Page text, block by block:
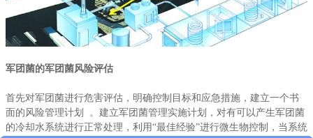
军团菌的军团菌风险评估
首先对军团菌进行危害评估，明确控制目标和应急措施，建立一个书
面的风险管理计划 。建立军团菌管理实施计划，对有可以产生军团菌
的冷却水系统进行正常处理，利用“最佳经验”进行微生物控制，当系统
军团菌的军团菌风险评估
首先对军团菌进行危害评估，明确控制目标和应急措施，建立一个书
面的风险管理计划 。建立军团菌管理实施计划，对有可以产生军团菌
的冷却水系统进行正常处理，利用“最佳经验”进行微生物控制，当系统